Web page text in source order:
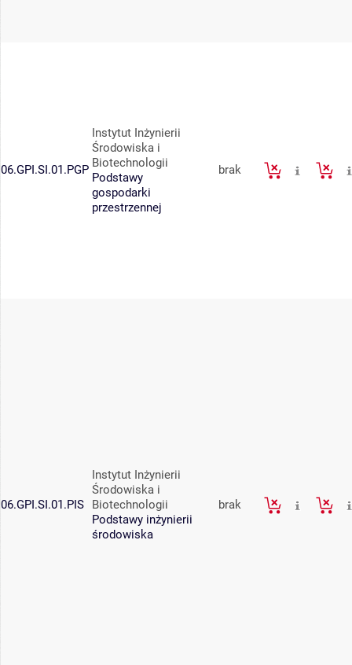
06.GPI.SI.01.PGP
Instytut Inżynierii
Środowiska i
Biotechnologii
Podstawy
gospodarki
przestrzennej
brak
06.GPI.SI.01.PIS
Instytut Inżynierii
Środowiska i
Biotechnologii
Podstawy inżynierii
środowiska
brak